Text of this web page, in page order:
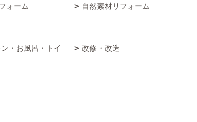
ォーム 自然素材リフォーム
・お風呂・トイ
改修・改造